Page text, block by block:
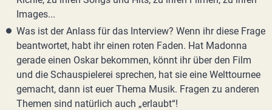
Images...
Was ist der Anlass für das Interview? Wenn ihr diese Frage
beantwortet, habt ihr einen roten Faden. Hat Madonna
gerade einen Oskar bekommen, könnt ihr über den Film
und die Schauspielerei sprechen, hat sie eine Welttournee
gemacht, dann ist euer Thema Musik. Fragen zu anderen
Themen sind natürlich auch „erlaubt“!